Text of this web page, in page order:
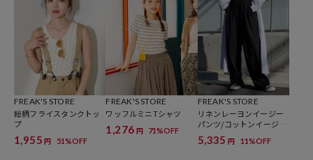
ブランド説明
【FREAK'S STORE／フリークスストア】
「アメリカの豊かさとワクワク・ドキドキを日本に伝えたい」という
想いからスタート。1986年の創業以来、洋服、雑貨、インテリアな
ど自分たちが本気でカッコ良いと思うものをセレクト。積極的に楽し
む生活体験者＝フリークとして、アメリカンライフスタイルの楽しみ
方を提案するセレクトショップです。
FREAK'S STORE
総柄フライスタンクトッ
プ
1,955 円 51%OFF
FREAK'S STORE
ワッフルミニTシャツ
1,276 円 71%OFF
FREAK'S STORE
リネンレーヨンイージー
パンツ/コットンイージー
パンツ
5,335 円 11%OFF